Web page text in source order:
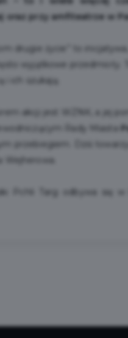
oraz przy amfiteatrze w
drugie życie” to
wyjątkowe przedmioty.
i ich szukają.
akcji jest WZNK, a jej
Rady Miasta
przebiegiem. Dziś
Wejherowa.
Pchli Targ odbywa się